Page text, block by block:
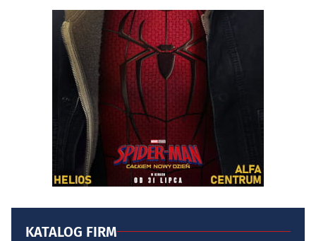
KATALOG FIRM